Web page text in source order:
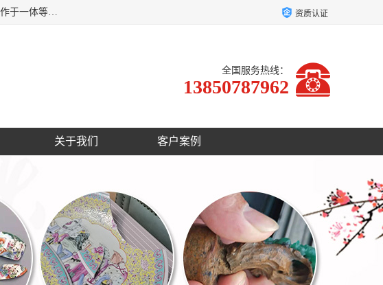
福建泉州洁圣士陶瓷修复技术有限公司位于福建泉州，是一家集瓷器修复及陶瓷制品修复技术研发、培训以及技术合作于一体等专业修复机构，公司主营：瓷器修复，陶瓷修复，瓷器无痕修复，陶瓷佛像修复，瓷器修复技术培训等。 洁圣士以全新的技术修复各种：古陶瓷、花瓶、餐具、工艺品、卫浴、颜色不一的金边、银边、花边，修复后基本无痕迹，修补成本低。丰富的经验为客户提供实用、优质服务！ 资质认证
全国服务热线：
13850787962
关于我们 客户案例